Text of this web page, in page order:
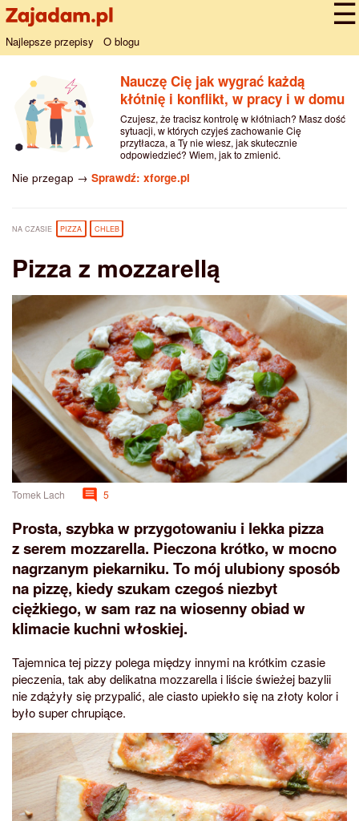
Najlepsze przepisy O blogu
Nauczę Cię jak wygrać każdą
kłótnię i konflikt, w pracy i w domu
Czujesz, że tracisz kontrolę w kłótniach? Masz dość
sytuacji, w których czyjeś zachowanie Cię
przytłacza, a Ty nie wiesz, jak skutecznie
odpowiedzieć? Wiem, jak to zmienić.
Nie przegap → Sprawdź: xforge.pl
NA CZASIE PIZZA CHLEB
Pizza z mozzarellą
Tomek Lach 5
Prosta, szybka w przygotowaniu i lekka pizza
z serem mozzarella. Pieczona krótko, w mocno
nagrzanym piekarniku. To mój ulubiony sposób
na pizzę, kiedy szukam czegoś niezbyt
ciężkiego, w sam raz na wiosenny obiad w
klimacie kuchni włoskiej.
Tajemnica tej pizzy polega między innymi na krótkim czasie
pieczenia, tak aby delikatna mozzarella i liście świeżej bazylii
nie zdążyły się przypalić, ale ciasto upiekło się na złoty kolor i
było super chrupiące.